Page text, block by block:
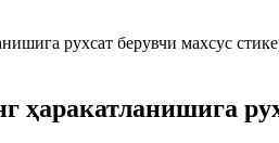
ҳаракатланишига